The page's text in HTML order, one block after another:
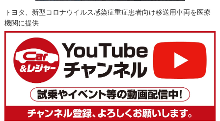
トヨタ、新型コロナウイルス感染症重症患者向け移送用車両を医療
機関に提供